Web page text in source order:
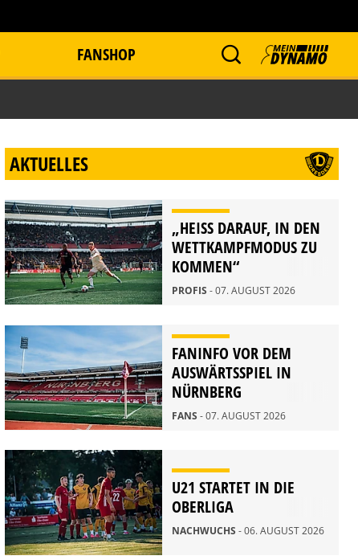
FANSHOP
AKTUELLES
„HEISS DARAUF, IN DEN W
ETTKAMPFMODUS ZU K
OMMEN“
PROFIS - 07. AUGUST 2026
FANINFO VOR DEM
AUSWÄRTSSPIEL IN
NÜRNBERG
FANS - 07. AUGUST 2026
U21 STARTET IN DIE
OBERLIGA
NACHWUCHS - 06. AUGUST 2026